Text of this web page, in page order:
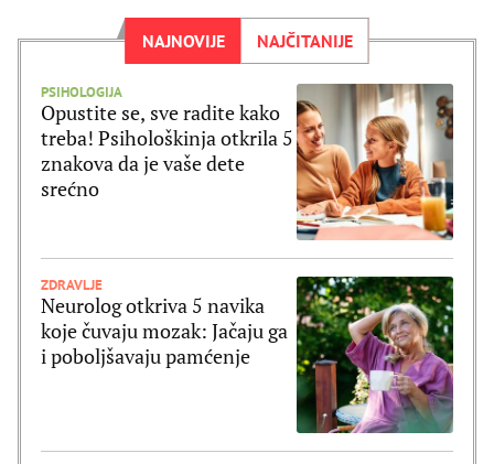
NAJNOVIJE NAJČITANIJE
PSIHOLOGIJA
Opustite se, sve radite kako
treba! Psihološkinja otkrila 5
znakova da je vaše dete
srećno
ZDRAVLJE
Neurolog otkriva 5 navika
koje čuvaju mozak: Jačaju ga
i poboljšavaju pamćenje